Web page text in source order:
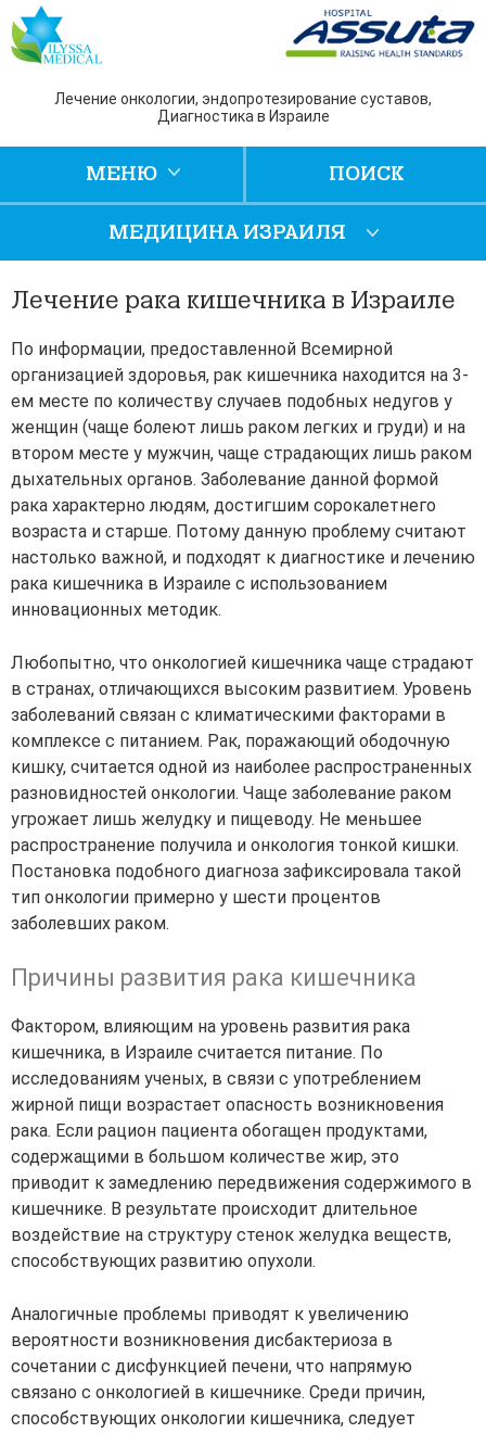
Лечение онкологии, эндопротезирование суставов,
Диагностика в Израиле
ПОИСК
МЕНЮ
Лечение рака кишечника в Израиле
По информации, предоставленной Всемирной
организацией здоровья, рак кишечника находится на 3-
ем месте по количеству случаев подобных недугов у
женщин (чаще болеют лишь раком легких и груди) и на
втором месте у мужчин, чаще страдающих лишь раком
дыхательных органов. Заболевание данной формой
рака характерно людям, достигшим сорокалетнего
возраста и старше. Потому данную проблему считают
настолько важной, и подходят к диагностике и лечению
рака кишечника в Израиле с использованием
инновационных методик.
Любопытно, что онкологией кишечника чаще страдают
в странах, отличающихся высоким развитием. Уровень
заболеваний связан с климатическими факторами в
комплексе с питанием. Рак, поражающий ободочную
кишку, считается одной из наиболее распространенных
разновидностей онкологии. Чаще заболевание раком
угрожает лишь желудку и пищеводу. Не меньшее
распространение получила и онкология тонкой кишки.
Постановка подобного диагноза зафиксировала такой
тип онкологии примерно у шести процентов
заболевших раком.
Причины развития рака кишечника
Фактором, влияющим на уровень развития рака
кишечника, в Израиле считается питание. По
исследованиям ученых, в связи с употреблением
жирной пищи возрастает опасность возникновения
рака. Если рацион пациента обогащен продуктами,
содержащими в большом количестве жир, это
приводит к замедлению передвижения содержимого в
кишечнике. В результате происходит длительное
воздействие на структуру стенок желудка веществ,
способствующих развитию опухоли.
Аналогичные проблемы приводят к увеличению
вероятности возникновения дисбактериоза в
сочетании с дисфункцией печени, что напрямую
связано с онкологией в кишечнике. Среди причин,
способствующих онкологии кишечника, следует
МЕДИЦИНА ИЗРАИЛЯ